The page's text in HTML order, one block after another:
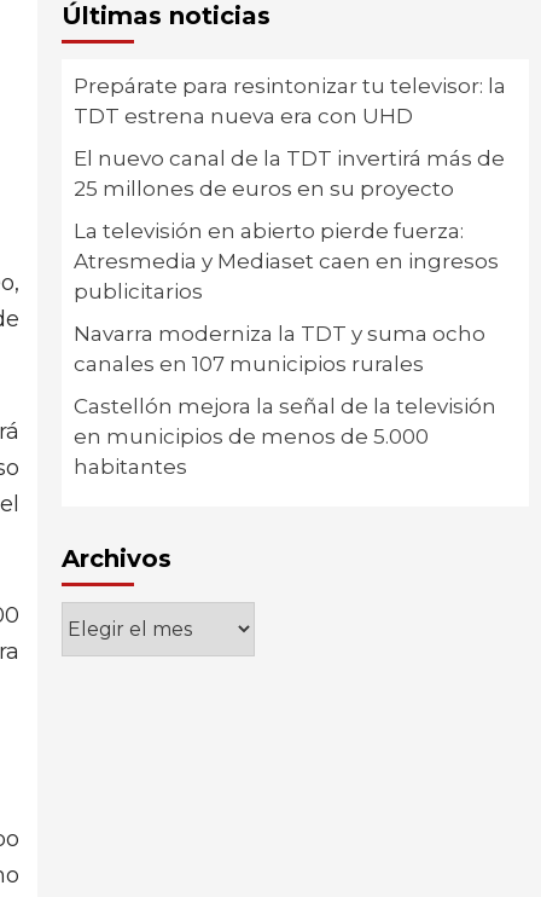
Últimas noticias
Prepárate para resintonizar tu televisor: la
TDT estrena nueva era con UHD
El nuevo canal de la TDT invertirá más de
25 millones de euros en su proyecto
La televisión en abierto pierde fuerza:
Atresmedia y Mediaset caen en ingresos
publicitarios
Navarra moderniza la TDT y suma ocho
canales en 107 municipios rurales
Castellón mejora la señal de la televisión
en municipios de menos de 5.000
habitantes
Archivos
Archivos